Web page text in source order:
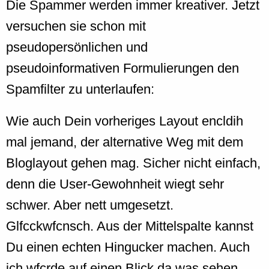
Die Spammer werden immer kreativer. Jetzt
versuchen sie schon mit
pseudopersönlichen und
pseudoinformativen Formulierungen den
Spamfilter zu unterlaufen:
Wie auch Dein vorheriges Layout encldih
mal jemand, der alternative Weg mit dem
Bloglayout gehen mag. Sicher nicht einfach,
denn die User-Gewohnheit wiegt sehr
schwer. Aber nett umgesetzt.
Glfcckwfcnsch. Aus der Mittelspalte kannst
Du einen echten Hingucker machen. Auch